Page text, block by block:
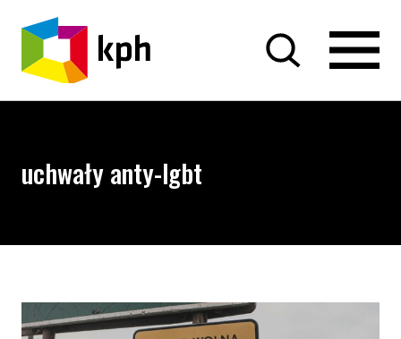
PRZEJDŹ DO TREŚCI
uchwały anty-lgbt